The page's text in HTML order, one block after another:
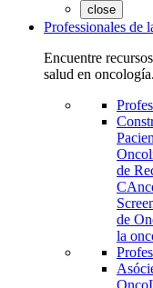
close
Professionales de
Encuentre
salud en oncología.
de
de
la